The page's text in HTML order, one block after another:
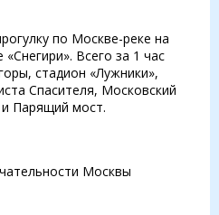
по Москве-реке на
Всего за 1 час
стадион «Лужники»,
Спасителя, Московский
и Парящий мост.
Москвы